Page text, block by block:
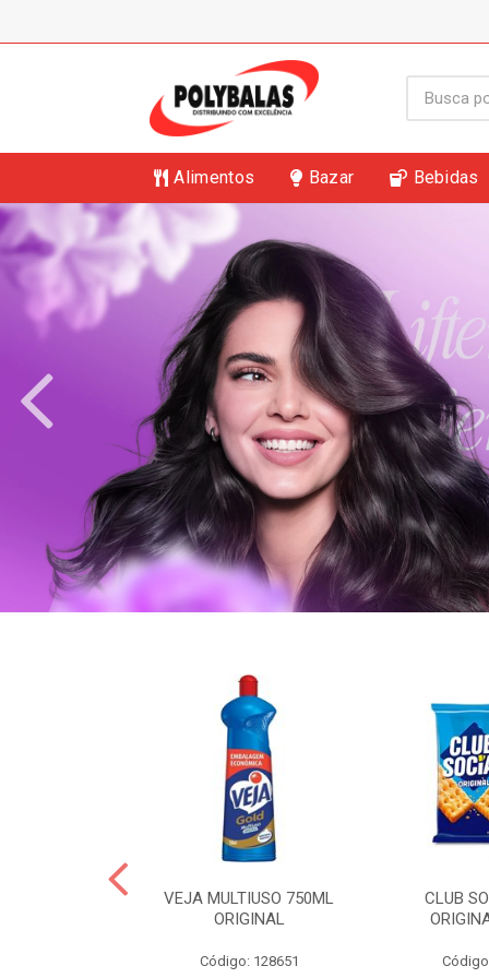
Alimentos Bazar Bebidas
VEJA MULTIUSO 750ML
ORIGINAL
Código: 128651
CLUB